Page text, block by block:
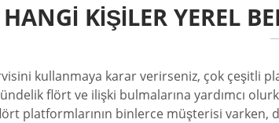
HANGI KIŞILER YEREL
kullanmaya karar verirseniz, çok çeşitli
flört ve ilişki bulmalarına yardımcı
platformlarının binlerce müşterisi